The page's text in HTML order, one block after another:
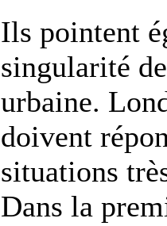
Ils pointent
singularité
urbaine.
doivent
situations
Dans la